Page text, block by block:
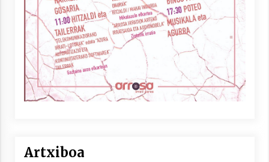
Artxiboa